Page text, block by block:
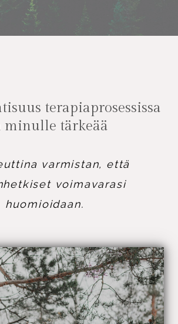
terapiaprosessissa
minulle tärkeää
varmistan, että
voimavarasi
huomioidaan.